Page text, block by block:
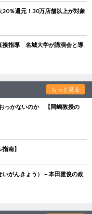
％還元！30万店舗以上が対象
接指導 名城大学が講演会と導
もっと見る
っかないのか 【岡嶋教授の
南】
がんきょう）－本田雅俊の政